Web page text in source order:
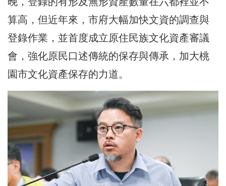
算高，但近年來，市府大幅加快文資的調查與
登錄作業，並首度成立原住民族文化資產審議
會，強化原民口述傳統的保存與傳承，加大桃
園市文化資產保存的力道。